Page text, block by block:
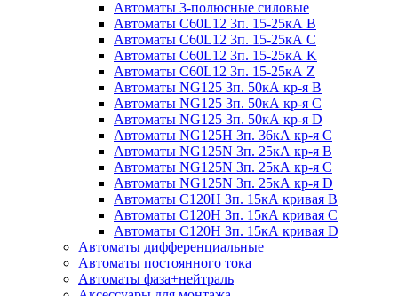
Автоматы 3-полюсные силовые
Автоматы C60L12 3п. 15-25кА B
Автоматы C60L12 3п. 15-25кА C
Автоматы C60L12 3п. 15-25кА K
Автоматы C60L12 3п. 15-25кА Z
Автоматы NG125 3п. 50кА кр-я B
Автоматы NG125 3п. 50кА кр-я C
Автоматы NG125 3п. 50кА кр-я D
Автоматы NG125H 3п. 36кА кр-я C
Автоматы NG125N 3п. 25кА кр-я B
Автоматы NG125N 3п. 25кА кр-я C
Автоматы NG125N 3п. 25кА кр-я D
Автоматы С120Н 3п. 15кА кривая B
Автоматы С120Н 3п. 15кА кривая C
Автоматы С120Н 3п. 15кА кривая D
Автоматы дифференциальные
Автоматы постоянного тока
Автоматы фаза+нейтраль